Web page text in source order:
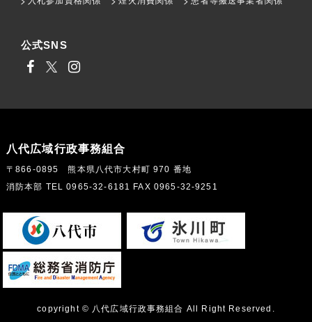
公式SNS
八代広域行政事務組合
〒866-0895 熊本県八代市大村町 970 番地
消防本部 TEL 0965-32-6181 FAX 0965-32-9251
copyright © 八代広域行政事務組合 All Right Reserved.